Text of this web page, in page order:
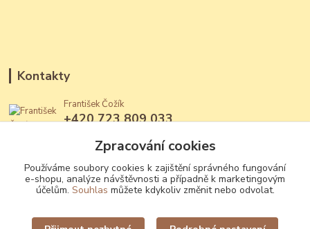
Kontakty
František Čožík
+420 723 809 033
Zpracování cookies
Používáme soubory cookies k zajištění správného fungování
e-shopu, analýze návštěvnosti a případně k marketingovým
účelům. Souhlas můžete kdykoliv změnit nebo odvolat.